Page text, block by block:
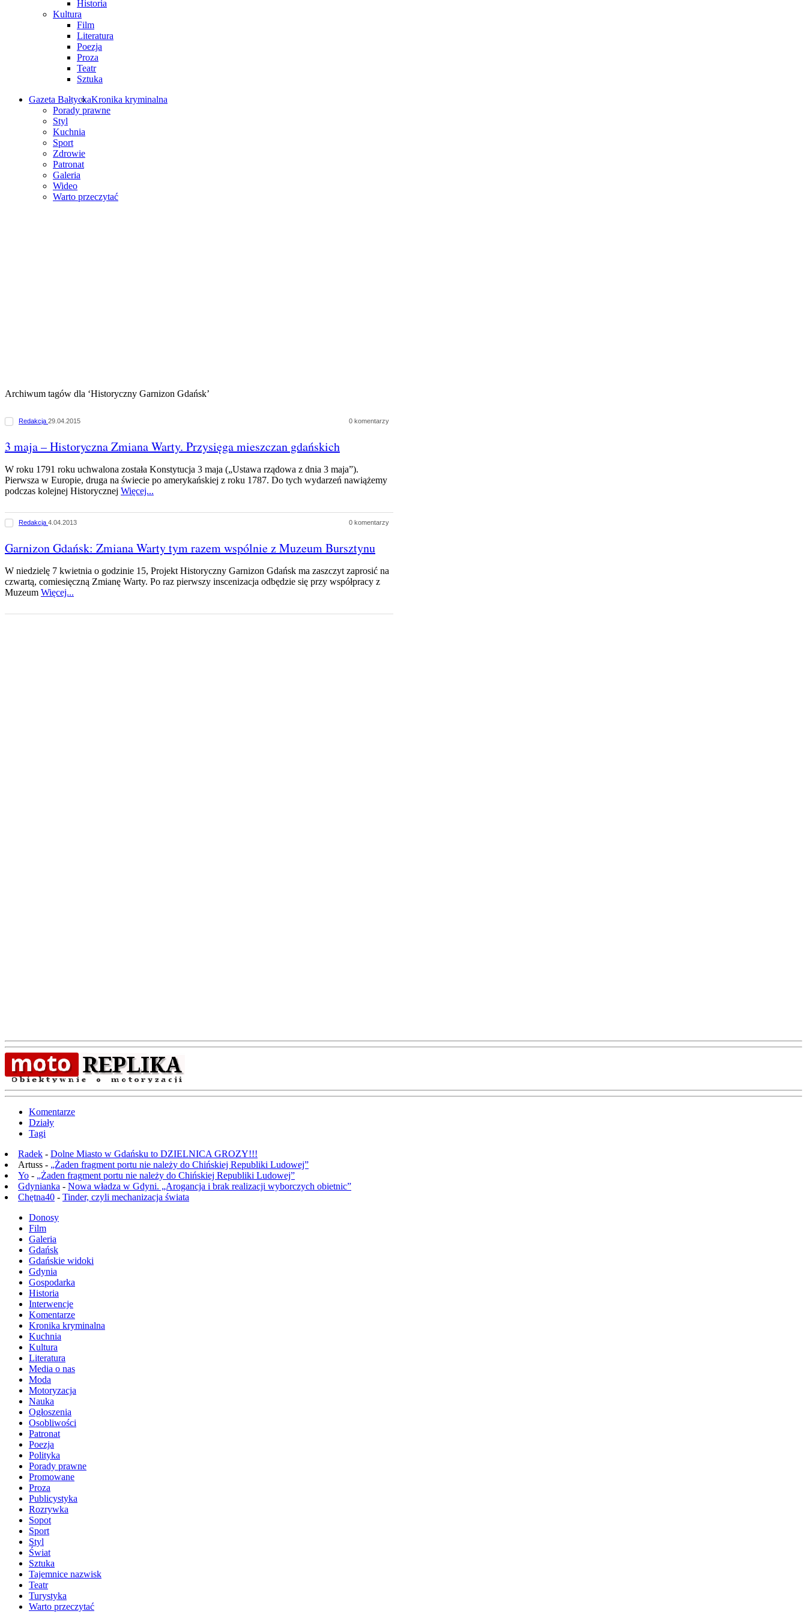
Historia
Kultura
Film
Literatura
Poezja
Proza
Teatr
Sztuka
Gazeta BałtyckaKronika kryminalna
Porady prawne
Styl
Kuchnia
Sport
Zdrowie
Patronat
Galeria
Wideo
Warto przeczytać
Archiwum tagów dla ‘Historyczny Garnizon Gdańsk’
Redakcja 29.04.2015 0 komentarzy
3 maja – Historyczna Zmiana Warty. Przysięga mieszczan gdańskich
W roku 1791 roku uchwalona została Konstytucja 3 maja („Ustawa rządowa z dnia 3 maja”).
Pierwsza w Europie, druga na świecie po amerykańskiej z roku 1787. Do tych wydarzeń nawiążemy
podczas kolejnej Historycznej Więcej...
Redakcja 4.04.2013 0 komentarzy
Garnizon Gdańsk: Zmiana Warty tym razem wspólnie z Muzeum Bursztynu
W niedzielę 7 kwietnia o godzinie 15, Projekt Historyczny Garnizon Gdańsk ma zaszczyt zaprosić na
czwartą, comiesięczną Zmianę Warty. Po raz pierwszy inscenizacja odbędzie się przy współpracy z
Muzeum Więcej...
Komentarze
Działy
Tagi
Radek - Dolne Miasto w Gdańsku to DZIELNICA GROZY!!!
Artuss - „Żaden fragment portu nie należy do Chińskiej Republiki Ludowej”
Yo - „Żaden fragment portu nie należy do Chińskiej Republiki Ludowej”
Gdynianka - Nowa władza w Gdyni. „Arogancja i brak realizacji wyborczych obietnic”
Chętna40 - Tinder, czyli mechanizacja świata
Donosy
Film
Galeria
Gdańsk
Gdańskie widoki
Gdynia
Gospodarka
Historia
Interwencje
Komentarze
Kronika kryminalna
Kuchnia
Kultura
Literatura
Media o nas
Moda
Motoryzacja
Nauka
Ogłoszenia
Osobliwości
Patronat
Poezja
Polityka
Porady prawne
Promowane
Proza
Publicystyka
Rozrywka
Sopot
Sport
Styl
Świat
Sztuka
Tajemnice nazwisk
Teatr
Turystyka
Warto przeczytać